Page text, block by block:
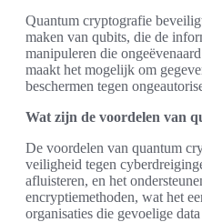
Quantum cryptografie
maken van qubits, die de
manipuleren die
maakt het mogelijk om
beschermen tegen
Wat zijn de voordelen van
De voordelen van quantum
veiligheid tegen
afluisteren, en het
encryptiemethoden, wat het
organisaties die gevoelige